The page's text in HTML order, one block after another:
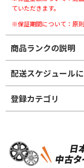
ていただきます。
※保証期間について：原
商品ランクの説明
※商品ランクは出品者
か
ホイールランク
配送スケジュール
登録カテゴリ
タイヤのみ